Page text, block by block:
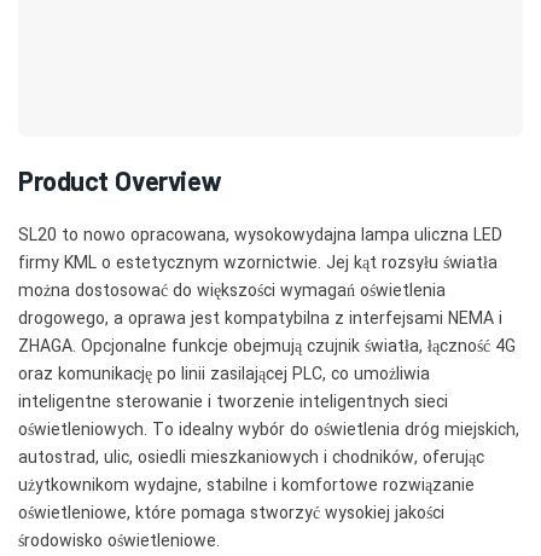
Product Overview
SL20 to nowo opracowana, wysokowydajna lampa uliczna LED
firmy KML o estetycznym wzornictwie. Jej kąt rozsyłu światła
można dostosować do większości wymagań oświetlenia
drogowego, a oprawa jest kompatybilna z interfejsami NEMA i
ZHAGA. Opcjonalne funkcje obejmują czujnik światła, łączność 4G
oraz komunikację po linii zasilającej PLC, co umożliwia
inteligentne sterowanie i tworzenie inteligentnych sieci
oświetleniowych. To idealny wybór do oświetlenia dróg miejskich,
autostrad, ulic, osiedli mieszkaniowych i chodników, oferując
użytkownikom wydajne, stabilne i komfortowe rozwiązanie
oświetleniowe, które pomaga stworzyć wysokiej jakości
środowisko oświetleniowe.